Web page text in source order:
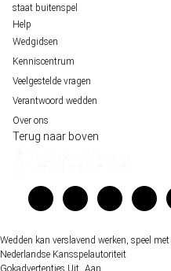
staat buitenspel
Help
Wedgidsen
Kenniscentrum
Veelgestelde vragen
Verantwoord wedden
Over ons
Terug naar boven
Wedden kan verslavend werken, speel met
Nederlandse Kansspelautoriteit